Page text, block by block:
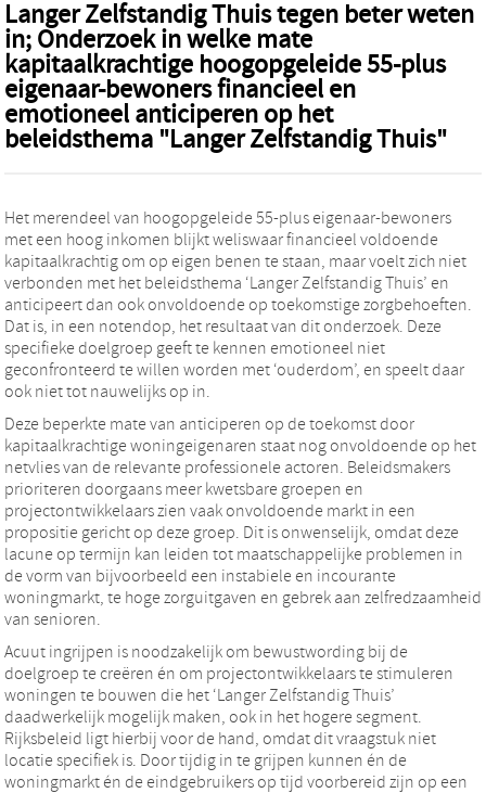
Langer Zelfstandig Thuis tegen beter weten
in; Onderzoek in welke mate
kapitaalkrachtige hoogopgeleide 55-plus
eigenaar-bewoners financieel en
emotioneel anticiperen op het
beleidsthema "Langer Zelfstandig Thuis"
Het merendeel van hoogopgeleide 55-plus eigenaar-bewoners
met een hoog inkomen blijkt weliswaar financieel voldoende
kapitaalkrachtig om op eigen benen te staan, maar voelt zich niet
verbonden met het beleidsthema ‘Langer Zelfstandig Thuis’ en
anticipeert dan ook onvoldoende op toekomstige zorgbehoeften.
Dat is, in een notendop, het resultaat van dit onderzoek. Deze
specifieke doelgroep geeft te kennen emotioneel niet
geconfronteerd te willen worden met ‘ouderdom’, en speelt daar
ook niet tot nauwelijks op in.
Deze beperkte mate van anticiperen op de toekomst door
kapitaalkrachtige woningeigenaren staat nog onvoldoende op het
netvlies van de relevante professionele actoren. Beleidsmakers
prioriteren doorgaans meer kwetsbare groepen en
projectontwikkelaars zien vaak onvoldoende markt in een
propositie gericht op deze groep. Dit is onwenselijk, omdat deze
lacune op termijn kan leiden tot maatschappelijke problemen in
de vorm van bijvoorbeeld een instabiele en incourante
woningmarkt, te hoge zorguitgaven en gebrek aan zelfredzaamheid
van senioren.
Acuut ingrijpen is noodzakelijk om bewustwording bij de
doelgroep te creëren én om projectontwikkelaars te stimuleren
woningen te bouwen die het ‘Langer Zelfstandig Thuis’
daadwerkelijk mogelijk maken, ook in het hogere segment.
Rijksbeleid ligt hierbij voor de hand, omdat dit vraagstuk niet
locatie specifiek is. Door tijdig in te grijpen kunnen én de
woningmarkt én de eindgebruikers op tijd voorbereid zijn op een